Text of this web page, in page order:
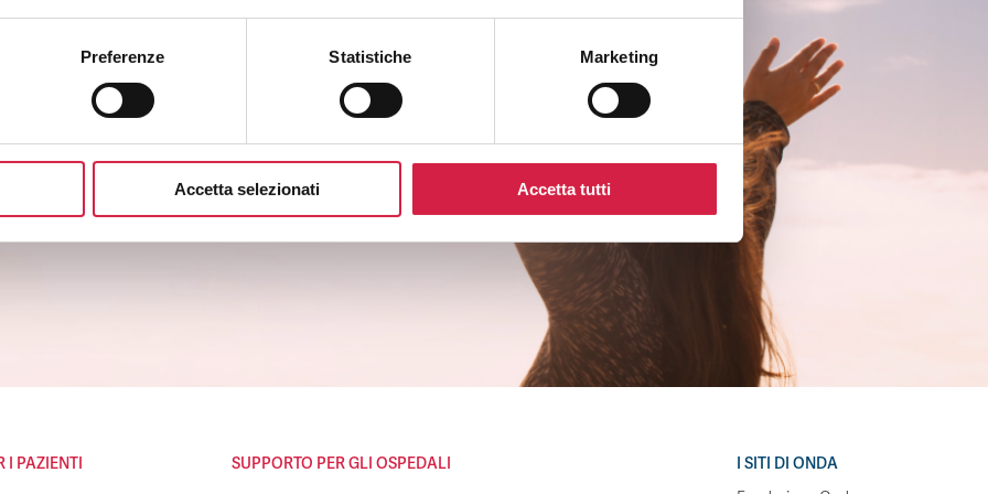
Preferenze Statistiche Marketing
Accetta selezionati Accetta tutti
ospedali Bollino Rosa.
e ai servizi.
I PAZIENTI SUPPORTO PER GLI OSPEDALI I SITI DI ONDA